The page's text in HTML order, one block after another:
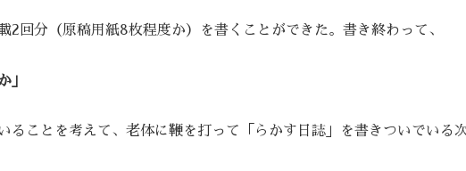
2回分（原稿用紙8枚程度か）を書くことができた。書き終わって、
」
ることを考えて、老体に鞭を打って「らかす日誌」を書きついでいる